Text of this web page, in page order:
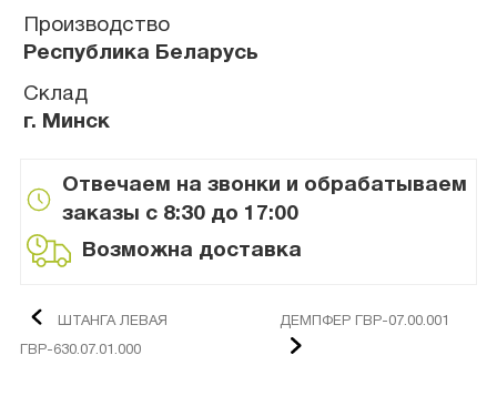
Производство
Республика Беларусь
Склад
г. Минск
Отвечаем на звонки и обрабатываем
заказы с 8:30 до 17:00
Возможна доставка
ШТАНГА ЛЕВАЯ
ГВР-630.07.01.000
ДЕМПФЕР ГВР-07.00.001